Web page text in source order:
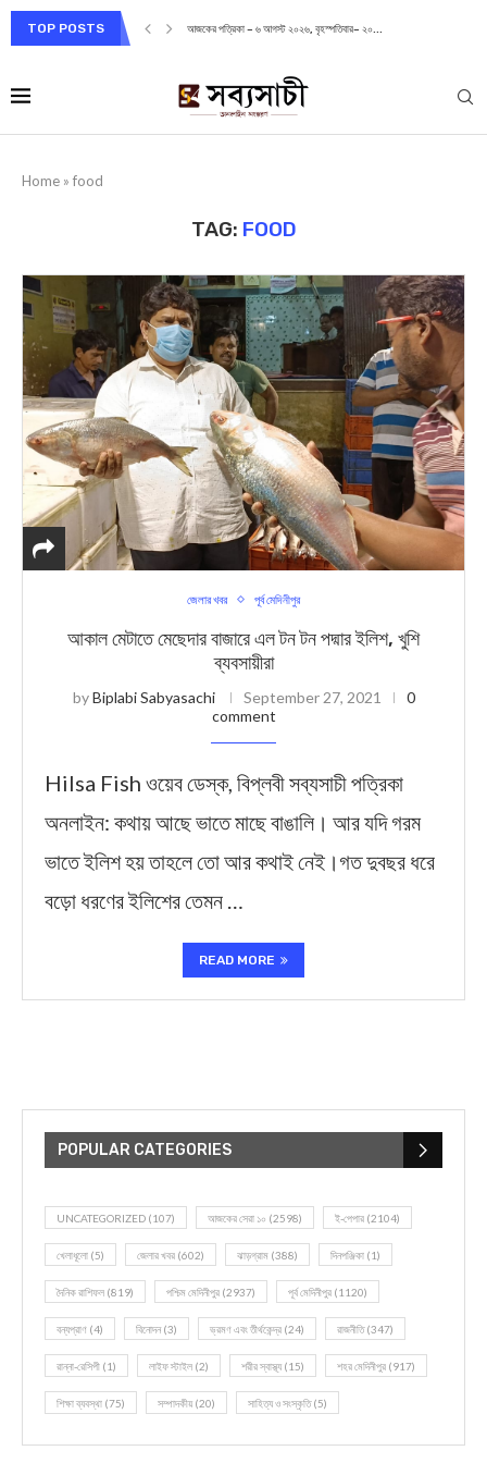
TOP POSTS আজকের পত্রিকা – ৬ আগস্ট ২০২৬, বৃহস্পতিবার– ২০...
Home » food
TAG: FOOD
জেলার খবর পূর্ব মেদিনীপুর
আকাল মেটাতে মেছেদার বাজারে এল টন টন পদ্মার ইলিশ, খুশি
ব্যবসায়ীরা
byBiplabi Sabyasachi September 27, 2021
0
comment
Hilsa Fish ওয়েব ডেস্ক, বিপ্লবী সব্যসাচী পত্রিকা
অনলাইন: কথায় আছে ভাতে মাছে বাঙালি। আর যদি গরম
ভাতে ইলিশ হয় তাহলে তো আর কথাই নেই।গত দুবছর ধরে
বড়ো ধরণের ইলিশের তেমন …
READ MORE
POPULAR CATEGORIES
UNCATEGORIZED (107) আজকের সেরা ১০ (2598) ই-পেপার (2104)
খেলাধূলো (5) জেলার খবর (602) ঝাড়গ্রাম (388) দিনপঞ্জিকা (1)
দৈনিক রাশিফল (819) পশ্চিম মেদিনীপুর (2937) পূর্ব মেদিনীপুর (1120)
বন্যপ্রাণ (4) বিনোদন(3) ভ্রমণ এবং তীর্থকেন্দ্র (24) রাজনীতি(347)
রান্না-রেসিপী (1) লাইফ স্টাইল (2) শরীর স্বাস্থ্য (15) শহর মেদিনীপুর (917)
শিক্ষা ব্যবস্থা (75) সম্পাদকীয় (20) সাহিত্য ও সংস্কৃতি(5)